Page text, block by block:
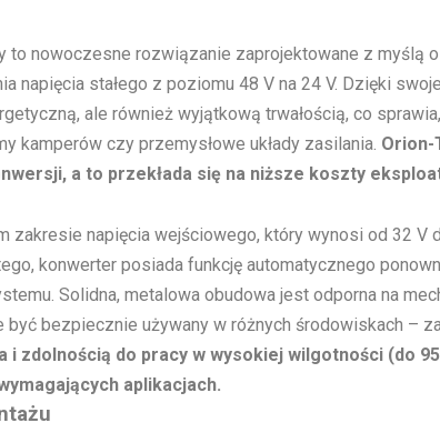
to nowoczesne rozwiązanie zaprojektowane z myślą
napięcia stałego z poziomu 48 V na 24 V. Dzięki
ale również wyjątkową trwałością, co
kamperów czy przemysłowe układy zasilania. Orion-
a to przekłada się na niższe koszty
napięcia wejściowego, który wynosi od 32 V
konwerter posiada funkcję automatycznego
Solidna, metalowa obudowa jest odporna na
bezpiecznie używany w różnych środowiskach –
zdolnością do pracy w wysokiej wilgotności (do
aplikacjach.